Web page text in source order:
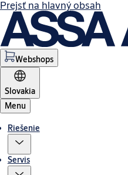
Prejsť na hlavný obsah
Webshops
Slovakia
Menu
Riešenie
Servis